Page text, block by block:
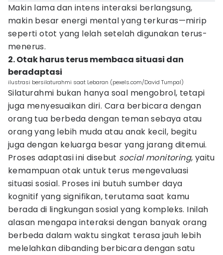
Makin lama dan intens interaksi berlangsung,
makin besar energi mental yang terkuras—mirip
seperti otot yang lelah setelah digunakan terus-
menerus.
2. Otak harus terus membaca situasi dan
beradaptasi
ilustrasi bersilaturahmi saat Lebaran (pexels.com/David Tumpal)
Silaturahmi bukan hanya soal mengobrol, tetapi
juga menyesuaikan diri. Cara berbicara dengan
orang tua berbeda dengan teman sebaya atau
orang yang lebih muda atau anak kecil, begitu
juga dengan keluarga besar yang jarang ditemui.
Proses adaptasi ini disebut social monitoring, yaitu
kemampuan otak untuk terus mengevaluasi
situasi sosial. Proses ini butuh sumber daya
kognitif yang signifikan, terutama saat kamu
berada di lingkungan sosial yang kompleks. Inilah
alasan mengapa interaksi dengan banyak orang
berbeda dalam waktu singkat terasa jauh lebih
melelahkan dibanding berbicara dengan satu